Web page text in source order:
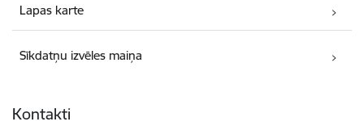
Lapas karte
Sīkdatņu izvēles maiņa
Kontakti